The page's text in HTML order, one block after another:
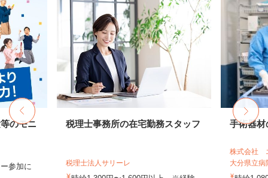
のモニ
参加に
税理士事務所の在宅勤務スタッフ
税理士法人サリーレ
手術器材
株式会社
大分県立病